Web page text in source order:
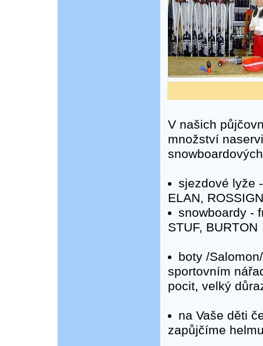
V našich
množství
sjezdové lyže
ELAN,
snowboardy -
STUF, BURTON
boty /
sportovním
pocit, velký
na Vaše děti
zapůjčíme